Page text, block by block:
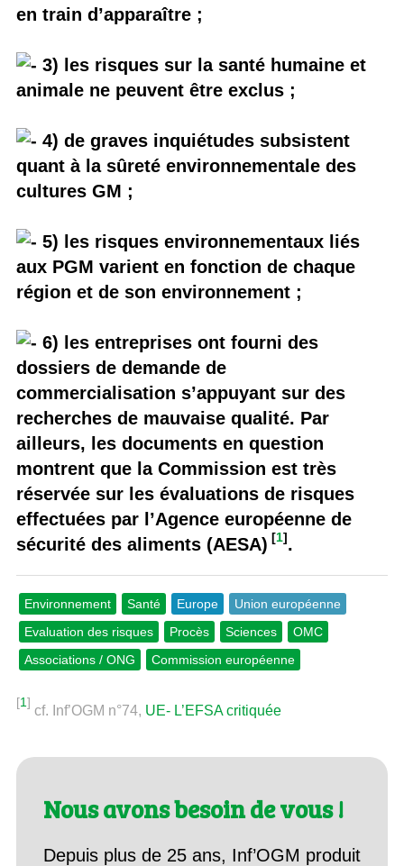
en train d’apparaître ;
3) les risques sur la santé humaine et
animale ne peuvent être exclus ;
4) de graves inquiétudes subsistent
quant à la sûreté environnementale des
cultures GM ;
5) les risques environnementaux liés
aux PGM varient en fonction de chaque
région et de son environnement ;
6) les entreprises ont fourni des
dossiers de demande de
commercialisation s’appuyant sur des
recherches de mauvaise qualité. Par
ailleurs, les documents en question
montrent que la Commission est très
réservée sur les évaluations de risques
effectuées par l’Agence européenne de
sécurité des aliments (AESA) [1].
Environnement Santé Europe
Union européenne
Evaluation des risques
Procès Sciences
OMC
Associations / ONG
Commission européenne
[1]
cf. Inf’OGM n°74, UE- L’EFSA critiquée
Nous avons besoin de vous !
Depuis plus de 25 ans, Inf’OGM produit